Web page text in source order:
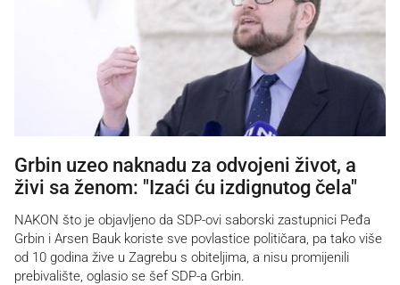
Grbin uzeo naknadu za odvojeni život, a
živi sa ženom: "Izaći ću izdignutog čela"
NAKON što je objavljeno da SDP-ovi saborski zastupnici Peđa
Grbin i Arsen Bauk koriste sve povlastice političara, pa tako više
od 10 godina žive u Zagrebu s obiteljima, a nisu promijenili
prebivalište, oglasio se šef SDP-a Grbin.